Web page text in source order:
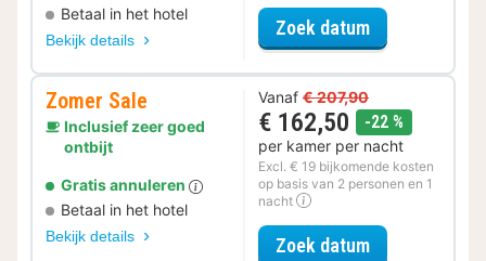
Betaal in het hotel
Bekijk details
Zoek datumvoor Zomer
Zomer Sale
Inclusief zeer goed
ontbijt
Gratis annuleren
Betaal in het hotel
Bekijk details
Vanaf € 207,90
€ 162,50 -22 %
per kamer per nacht
Excl. € 19 bijkomende kosten
op basis van 2 personen en 1
nacht
Zoek datumvoor Zomer